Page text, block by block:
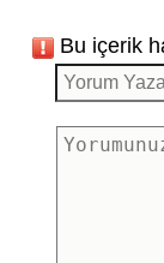
Bu içerik